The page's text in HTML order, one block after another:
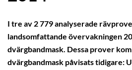
I tre av 2 779 analyserade
landsomfattande övervakningen
dvärgbandmask. Dessa prover
dvärgbandmask påvisats tidigare: